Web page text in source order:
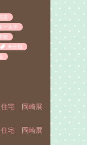
災
ー大学
校
未分類
住宅 岡崎展
住宅 岡崎展